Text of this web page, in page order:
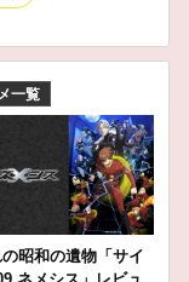
一覧
昭和の遺物「サイ